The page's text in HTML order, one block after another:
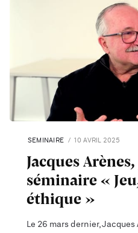
SEMINAIRE 10 AVRIL 2025
Jacques
séminaire «
éthique »
Le 26 mars dernier,